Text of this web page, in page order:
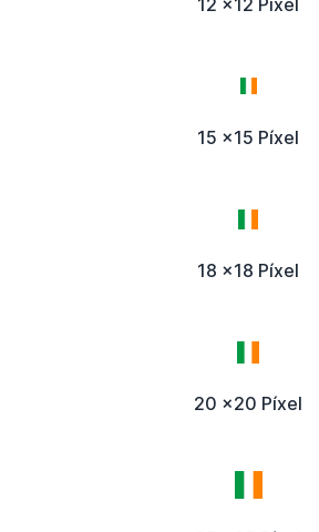
12 x12 Píxel
15 x15 Píxel
18 x18 Píxel
20 x20 Píxel